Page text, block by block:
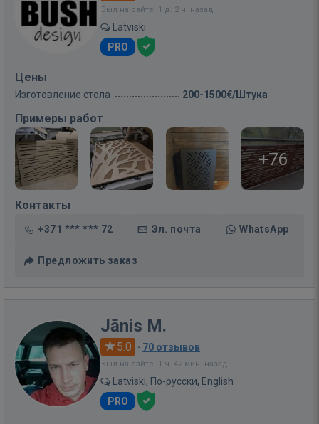
Был на сайте: 1 д. 2 ч. назад
Latviski
PRO
Цены
Изготовление стола 200-1500€/Штука
Примеры работ
+76
Контакты
+371 *** *** 72 Эл. почта WhatsApp
Предложить заказ
Jānis M.
5.0 · 70 отзывов
Был на сайте: 1 ч. 42 мин. назад
Latviski, По-русски, English
PRO